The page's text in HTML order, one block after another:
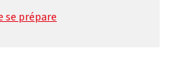
se prépare